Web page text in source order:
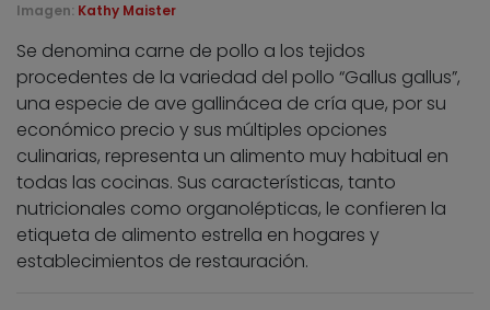
Imagen: Kathy Maister
Se denomina carne de pollo a los tejidos
procedentes de la variedad del pollo “Gallus gallus”,
una especie de ave gallinácea de cría que, por su
económico precio y sus múltiples opciones
culinarias, representa un alimento muy habitual en
todas las cocinas. Sus características, tanto
nutricionales como organolépticas, le confieren la
etiqueta de alimento estrella en hogares y
establecimientos de restauración.